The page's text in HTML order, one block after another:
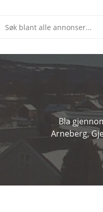
Bla
Arneberg,